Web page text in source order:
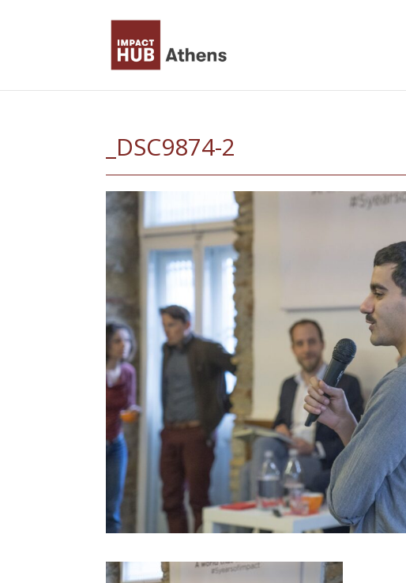
_DSC9874-2